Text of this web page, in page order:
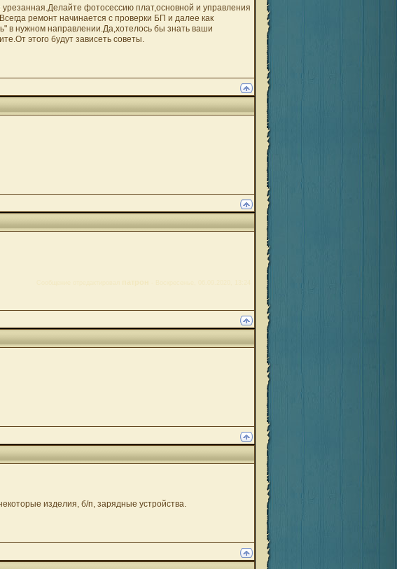
фотосессию плат,основной и управления
ремонт начинается с проверки БП и далее как
в нужном направлении.Да,хотелось бы знать ваши
этого будут зависеть советы.
изделия, б/п, зарядные устройства.